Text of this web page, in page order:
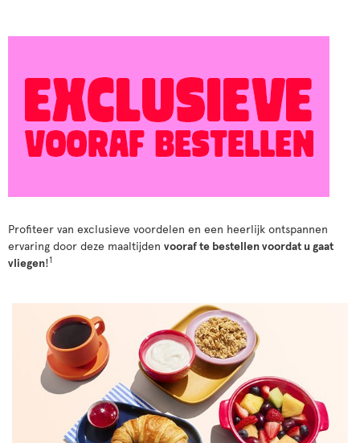
Profiteer van exclusieve voordelen en een heerlijk ontspannen
ervaring door deze maaltijden vooraf te bestellen voordat u gaat
vliegen!1